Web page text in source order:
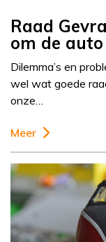
Raad
om de
Dilemma’s en
wel wat goede
onze…
Meer